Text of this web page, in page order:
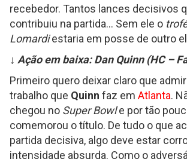
vs.
Falcons
|
Super
Bowl
LI
Highlights
recebedor. Tantos lances decisivos
contribuiu na partida... Sem ele o
Lomardiestaria em posse de outro
↓ Ação em baixa: Dan Quinn (HC –
Primeiro quero deixar claro que
trabalho que Quinn faz em Atlanta.
chegou no Super Bowle por tão
comemorou o título. De tudo o que
partida decisiva, algo deve estar
intensidade absurda. Como o